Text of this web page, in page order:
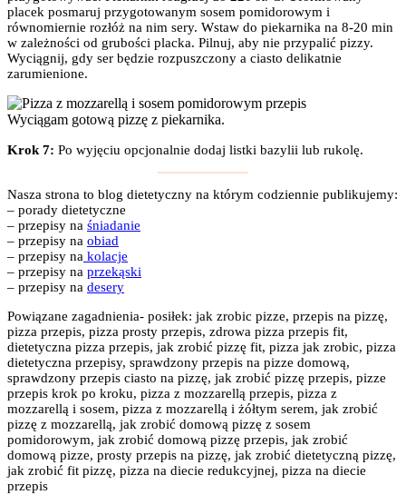
placek posmaruj przygotowanym sosem pomidorowym i
równomiernie rozłóż na nim sery. Wstaw do piekarnika na 8-20 min
w zależności od grubości placka. Pilnuj, aby nie przypalić pizzy.
Wyciągnij, gdy ser będzie rozpuszczony a ciasto delikatnie
zarumienione.
Wyciągam gotową pizzę z piekarnika.
Krok 7: Po wyjęciu opcjonalnie dodaj listki bazylii lub rukolę.
Nasza strona to blog dietetyczny na którym codziennie publikujemy:
– porady dietetyczne
– przepisy na śniadanie
– przepisy na obiad
– przepisy na kolacje
– przepisy na przekąski
– przepisy na desery
Powiązane zagadnienia- posiłek: jak zrobic pizze, przepis na pizzę,
pizza przepis, pizza prosty przepis, zdrowa pizza przepis fit,
dietetyczna pizza przepis, jak zrobić pizzę fit, pizza jak zrobic, pizza
dietetyczna przepisy, sprawdzony przepis na pizze domową,
sprawdzony przepis ciasto na pizzę, jak zrobić pizzę przepis, pizze
przepis krok po kroku, pizza z mozzarellą przepis, pizza z
mozzarellą i sosem, pizza z mozzarellą i żółtym serem, jak zrobić
pizzę z mozzarellą, jak zrobić domową pizzę z sosem
pomidorowym, jak zrobić domową pizzę przepis, jak zrobić
domową pizze, prosty przepis na pizzę, jak zrobić dietetyczną pizzę,
jak zrobić fit pizzę, pizza na diecie redukcyjnej, pizza na diecie
przepis